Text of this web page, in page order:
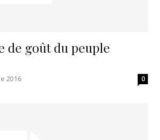
de goût du peuple
2016 0